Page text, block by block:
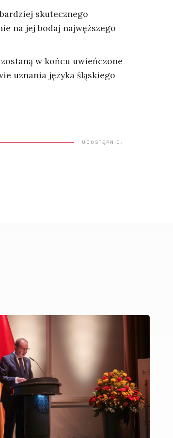
skutecznego
na jej bodaj najwęższego
w końcu uwieńczone
uznania języka śląskiego
UDOSTĘPNIJ: